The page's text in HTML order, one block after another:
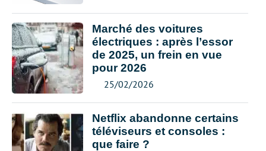
Marché des voitures
électriques : après l’essor
de 2025, un frein en vue
pour 2026
25/02/2026
Netflix abandonne certains
téléviseurs et consoles :
que faire ?